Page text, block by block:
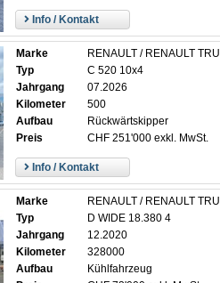
Info / Kontakt
Marke
RENAULT / RENAULT
Typ
C 520 10x4
Jahrgang
07.2026
Kilometer
500
Aufbau
Rückwärtskipper
Preis
CHF 251'000 exkl. MwSt.
Info / Kontakt
Marke
RENAULT / RENAULT
Typ
D WIDE 18.380 4
Jahrgang
12.2020
Kilometer
328000
Aufbau
Kühlfahrzeug